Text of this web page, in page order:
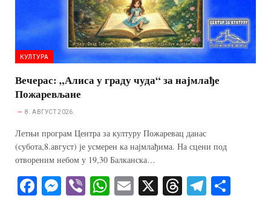
КУЛТУРА
Вечерас: „Алиса у граду чуда“ за најмлађе
Пожаревљане
8. АВГУСТ 2026.
Летњи програм Центра за културу Пожаревац данас
(субота,8.август) је усмерен ка најмлађима. На сцени под
отвореним небом у 19,30 Балканска…
Fa M Vi W E X T Te